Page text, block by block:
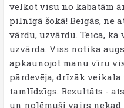
velkot visu no kabatām
pilnīgā šokā! Beigās, ne
vārdu, uzvārdu. Teica,
uzvārda. Viss notika
apkaunojot manu vīru
pārdevēja, drīzāk
tamlīdzīgs. Rezultāts -
un nolēmuši vairs